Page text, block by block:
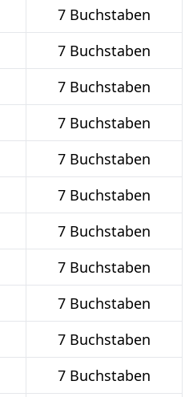
7 Buchstaben
7 Buchstaben
7 Buchstaben
7 Buchstaben
7 Buchstaben
7 Buchstaben
7 Buchstaben
7 Buchstaben
7 Buchstaben
7 Buchstaben
7 Buchstaben